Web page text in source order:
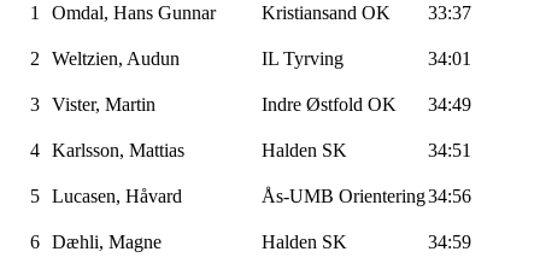
1 Omdal, Hans Gunnar Kristiansand OK 33:37
2 Weltzien, Audun IL Tyrving 34:01
3 Vister, Martin Indre Østfold OK 34:49
4 Karlsson, Mattias Halden SK 34:51
5 Lucasen, Håvard Ås-UMB Orientering34:56
6 Dæhli, Magne Halden SK 34:59